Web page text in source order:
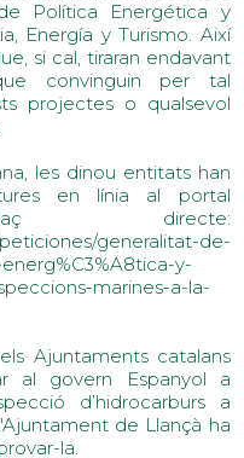
Política Energética y
Energía y Turismo. Així
si cal, tiraran endavant
convinguin per tal
projectes o qualsevol
les dinou entitats han
en línia al portal
directe:
generalitat-de-
y-
marines-a-la-
Ajuntaments catalans
al govern Espanyol a
d’hidrocarburs a
de Llançà ha
la.